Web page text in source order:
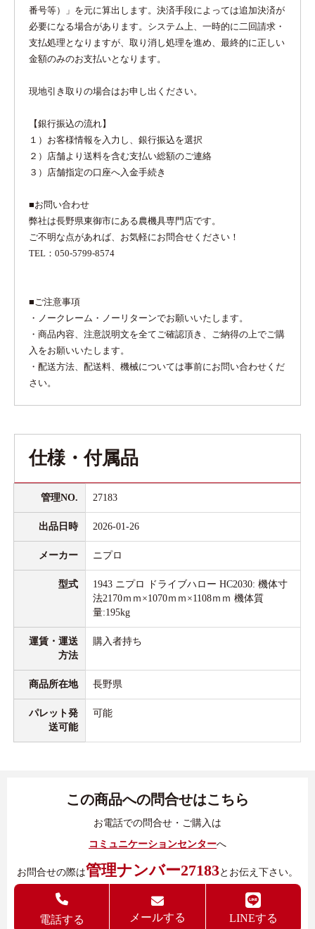
番号等）」を元に算出します。決済手段によっては追加決済が
必要になる場合があります。システム上、一時的に二回請求・
支払処理となりますが、取り消し処理を進め、最終的に正しい
金額のみのお支払いとなります。
現地引き取りの場合はお申し出ください。
【銀行振込の流れ】
１）お客様情報を入力し、銀行振込を選択
２）店舗より送料を含む支払い総額のご連絡
３）店舗指定の口座へ入金手続き
■お問い合わせ
弊社は長野県東御市にある農機具専門店です。
ご不明な点があれば、お気軽にお問合せください！
TEL：050-5799-8574
■ご注意事項
・ノークレーム・ノーリターンでお願いいたします。
・商品内容、注意説明文を全てご確認頂き、ご納得の上でご購
入をお願いいたします。
・配送方法、配送料、機械については事前にお問い合わせくだ
さい。
仕様・付属品
管理NO. 27183
出品日時 2026-01-26
メーカー ニプロ
型式
1943 ニプロ ドライブハロー HC2030: 機体寸
法2170ｍｍ×1070ｍｍ×1108ｍｍ 機体質
量:195kg
運賃・運送
方法
購入者持ち
商品所在地 長野県
パレット発
送可能
可能
この商品への問合せはこちら
お電話での問合せ・ご購入は
コミュニケーションセンターへ
お問合せの際は管理ナンバー27183とお伝え下さい。
電話する メールする LINEする